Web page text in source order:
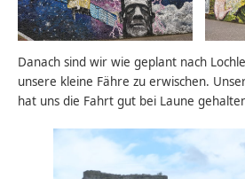
Danach sind wir wie geplant nach
unsere kleine Fähre zu erwischen.
hat uns die Fahrt gut bei Laune